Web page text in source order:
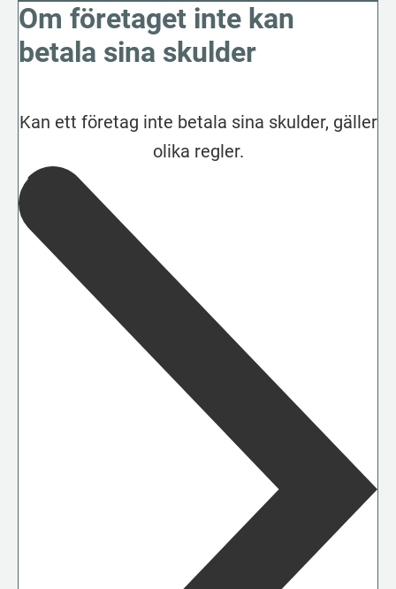
Om företaget inte kan
betala sina skulder
Kan ett företag inte betala sina skulder, gäller
olika regler.